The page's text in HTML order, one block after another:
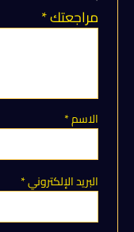
مراجعتك*
الاسم*
البريد الإلكتروني*